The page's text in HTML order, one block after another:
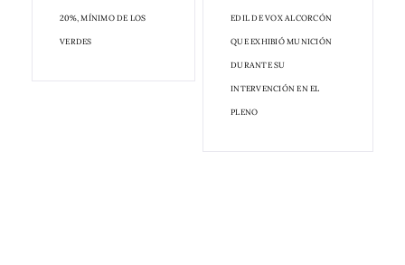
20%, MÍNIMO DE LOS
VERDES
EDIL DE VOX ALCORCÓN
QUE EXHIBIÓ MUNICIÓN
DURANTE SU
INTERVENCIÓN EN EL
PLENO